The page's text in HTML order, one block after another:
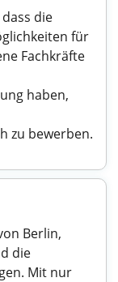
die
für
Fachkräfte
haben,
zu bewerben.
Berlin,
die
Mit nur